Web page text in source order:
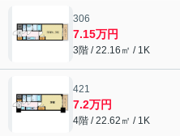
306
7.15万円
3階 / 22.16㎡ / 1K
421
7.2万円
4階 / 22.62㎡ / 1K